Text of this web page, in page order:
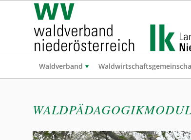
Waldverband